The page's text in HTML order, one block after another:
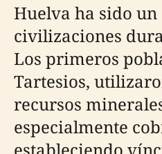
Huelva ha sido un
civilizaciones
Los primeros
Tartesios,
recursos
especialmente
estableciendo